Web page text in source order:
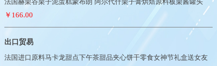
法国赫栗谷栗子泥蛋糕蒙布朗 阿尔代什栗子膏烘焙原料板栗酱罐头
￥166.00
出口贸易
法国进口原料马卡龙甜点下午茶甜品夹心饼干零食女神节礼盒送女友